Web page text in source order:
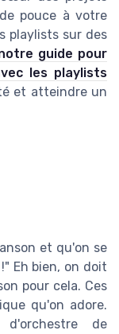
pouce à votre
playlists sur des
guide pour
les playlists
et atteindre un
et qu'on se
Eh bien, on doit
pour cela. Ces
qu'on adore.
de